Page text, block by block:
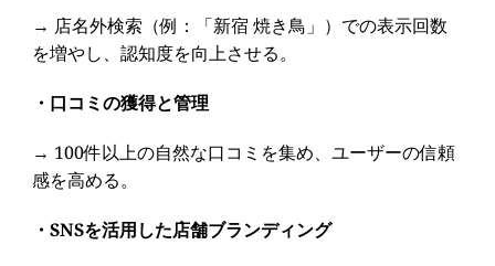
→ 店名外検索（例：「新宿 焼き鳥」）での表示回数
を増やし、認知度を向上させる。
・口コミの獲得と管理
→ 100件以上の自然な口コミを集め、ユーザーの信頼
感を高める。
・SNSを活用した店舗ブランディング